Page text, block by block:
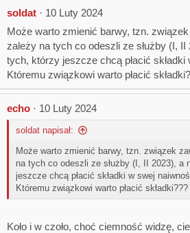
s
:
soldat 10 Luty 2024
Może warto zmienić barwy, tzn.
zależy na tych co odeszli ze służby (I, II
tych, którzy jeszcze chcą płacić
Któremu związkowi warto płacić
echo 10 Luty 2024
soldat napisał:
Może warto zmienić barwy, tzn. związek
na tych co odeszli ze służby (I, II 2023), a
jeszcze chcą płacić składki w swej
Któremu związkowi warto płacić składki???
Koło i w czoło, choć ciemność widzę,